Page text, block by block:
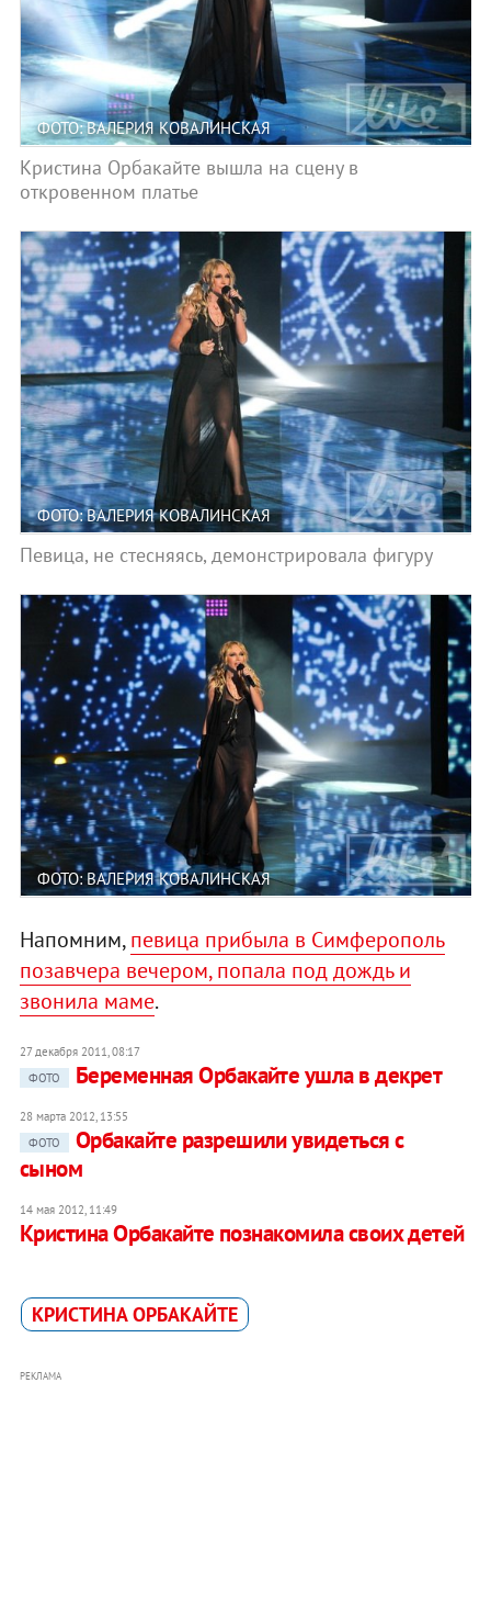
ФОТО: ВАЛЕРИЯ КОВАЛИНСКАЯ
Кристина Орбакайте вышла на сцену в
откровенном платье
ФОТО: ВАЛЕРИЯ КОВАЛИНСКАЯ
Певица, не стесняясь, демонстрировала фигуру
ФОТО: ВАЛЕРИЯ КОВАЛИНСКАЯ
Напомним,певица прибыла в Симферополь
позавчера вечером, попала под дождь и
звонила маме.
27 декабря 2011, 08:17
ФОТО
Беременная Орбакайте ушла в декрет
28 марта 2012, 13:55
ФОТО
Орбакайте разрешили увидеться с
сыном
14 мая 2012, 11:49
Кристина Орбакайте познакомила своих детей
КРИСТИНА ОРБАКАЙТЕ
РЕКЛАМА